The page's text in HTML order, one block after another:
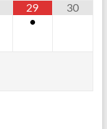
29
•
30